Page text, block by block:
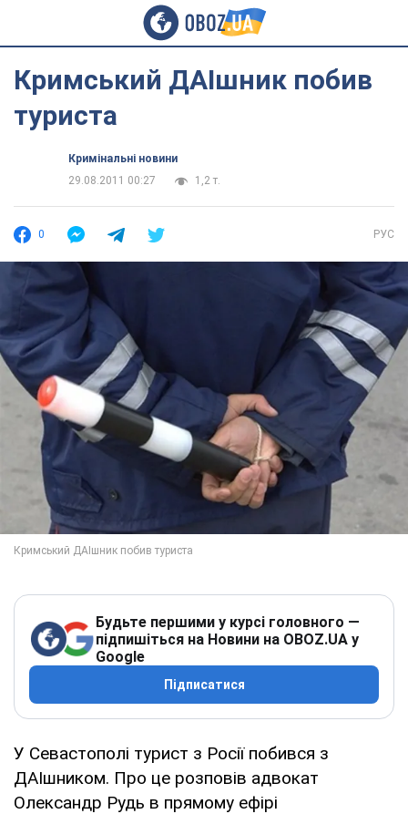
Кримський ДАІшник побив
туриста
Кримінальні новини
29.08.2011 00:27
1,2 т.
0 РУС
Будьте першими у курсі головного —
підпишіться на Новини на OBOZ.UA у
Google
Підписатися
У Севастополі турист з Росії побився з
ДАІшником. Про це розповів адвокат
Олександр Рудь в прямому ефірі